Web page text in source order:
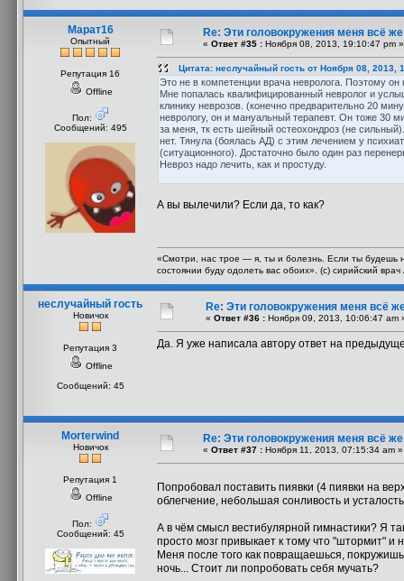
Марат16
Опытный
Репутация 16
Offline
Пол:
Сообщений: 495
Re: Эти головокружения меня всё
« Ответ #35 : Ноября 08, 2013, 19:10:47 pm »
Цитата: неслучайный гость от Ноября 08, 2013,
Это не в компетенции врача невролога. Поэтому он
Мне попалась квалифицированный невролог и
клинику неврозов. (конечно предварительно 20
неврологу, он и мануальный терапевт. Он тоже 30
за меня, тк есть шейный остеохондроз (не
нет. Тянула (боялась АД) с этим лечением у
(ситуационного). Достаточно было один раз
Невроз надо лечить, как и простуду.
А вы вылечили? Если да, то как?
«Смотри, нас трое — я, ты и болезнь. Если ты будешь
состоянии буду одолеть вас обоих». (с) сирийский
неслучайный гость
Новичок
Репутация 3
Offline
Сообщений: 45
Re: Эти головокружения меня всё
« Ответ #36 : Ноября 09, 2013, 10:06:47 am
Да. Я уже написала автору ответ на
Morterwind
Новичок
Репутация 1
Offline
Пол:
Сообщений: 45
Re: Эти головокружения меня всё
« Ответ #37 : Ноября 11, 2013, 07:15:34 am »
Попробовал поставить пиявки (4 пиявки на
облегчение, небольшая сонливость и
А в чём смысл вестибулярной гимнастики? Я
просто мозг привыкает к тому что "штормит" и
Меня после того как повращаешься,
ночь... Стоит ли попробовать себя мучать?